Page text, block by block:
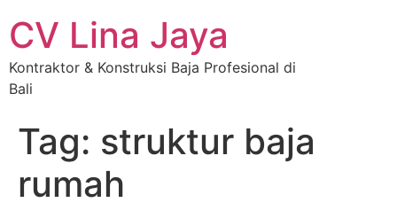
CV Lina Jaya
Kontraktor & Konstruksi Baja Profesional di
Bali
Tag: struktur baja
rumah